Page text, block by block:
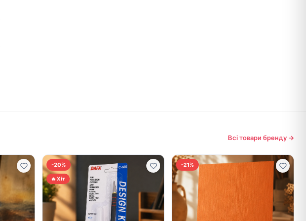
Всі товари бренду →
-20%
🔥 Хіт
-21%